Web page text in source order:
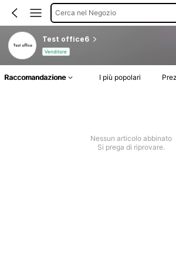
Cerca nel Negozio
Test office6
Venditore
Raccomandazione I più popolari
Nessun articolo abbinato
Si prega di riprovare.